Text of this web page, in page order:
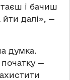
і бачиш
далі», —
думка.
—